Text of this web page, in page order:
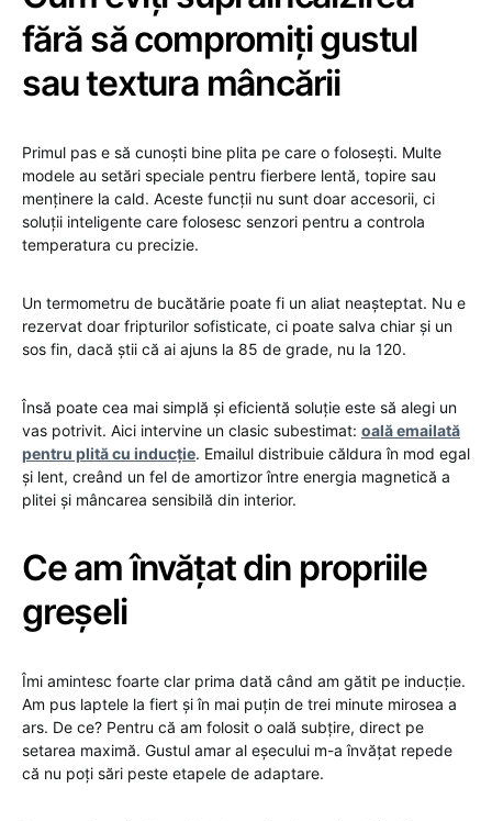
fără să compromiți gustul
sau textura mâncării
Primul pas e să cunoști bine plita pe care o folosești. Multe
modele au setări speciale pentru fierbere lentă, topire sau
menținere la cald. Aceste funcții nu sunt doar accesorii, ci
soluții inteligente care folosesc senzori pentru a controla
temperatura cu precizie.
Un termometru de bucătărie poate fi un aliat neașteptat. Nu e
rezervat doar fripturilor sofisticate, ci poate salva chiar și un
sos fin, dacă știi că ai ajuns la 85 de grade, nu la 120.
Însă poate cea mai simplă și eficientă soluție este să alegi un
vas potrivit. Aici intervine un clasic subestimat: oală emailată
pentru plită cu inducție. Emailul distribuie căldura în mod egal
și lent, creând un fel de amortizor între energia magnetică a
plitei și mâncarea sensibilă din interior.
Ce am învățat din propriile
greșeli
Îmi amintesc foarte clar prima dată când am gătit pe inducție.
Am pus laptele la fiert și în mai puțin de trei minute mirosea a
ars. De ce? Pentru că am folosit o oală subțire, direct pe
setarea maximă. Gustul amar al eșecului m-a învățat repede
că nu poți sări peste etapele de adaptare.